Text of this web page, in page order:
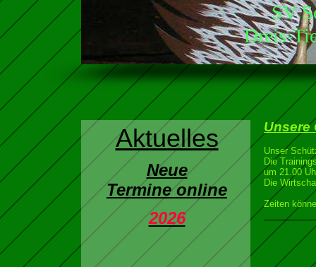
SV
Dreis-
Unsere
Unser
Die
um 21.00
Die
Zeiten
Aktuelles
Neue
Termine online
2026